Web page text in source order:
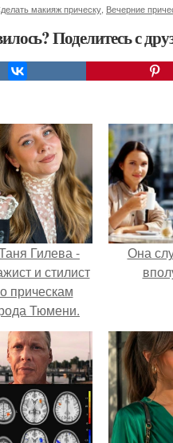
макияж прическу Вечерние
Поделитесь с
Гилева -
и стилист
прическам
Тюмени.
Она